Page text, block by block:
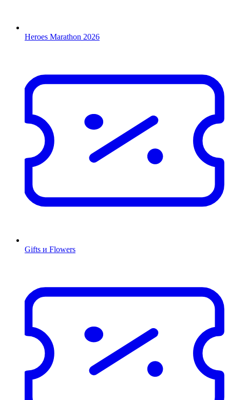
Heroes Marathon 2026
Gifts и Flowers